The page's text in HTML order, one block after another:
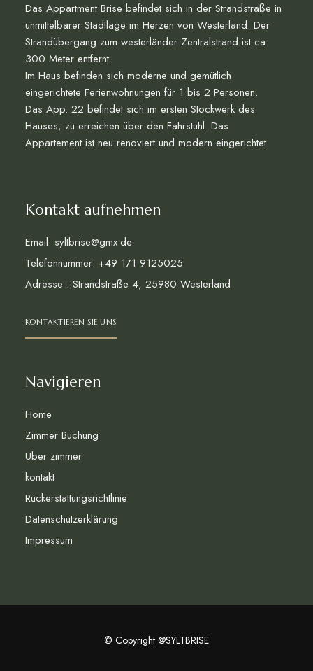
Das Appartment Brise befindet sich in der Strandstraße in
unmittelbarer Stadtlage im Herzen von Westerland. Der
Strandübergang zum westerländer Zentralstrand ist ca
300 Meter entfernt.
Im Haus befinden sich moderne und gemütlich
eingerichtete Ferienwohnungen für 1 bis 2 Personen.
Das App. 22 befindet sich im ersten Stockwerk des
Hauses, zu erreichen über den Fahrstuhl. Das
Appartement ist neu renoviert und modern eingerichtet.
Kontakt aufnehmen
Email: syltbrise@gmx.de
Telefonnummer: +49 171 9125025
Adresse : Strandstraße 4, 25980 Westerland
KONTAKTIEREN SIE UNS
Navigieren
Home
Zimmer Buchung
Uber zimmer
kontakt
Rückerstattungsrichtlinie
Datenschutzerklärung
Impressum
© Copyright @SYLTBRISE